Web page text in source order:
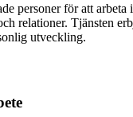
personer för att arbeta
relationer. Tjänsten
utveckling.